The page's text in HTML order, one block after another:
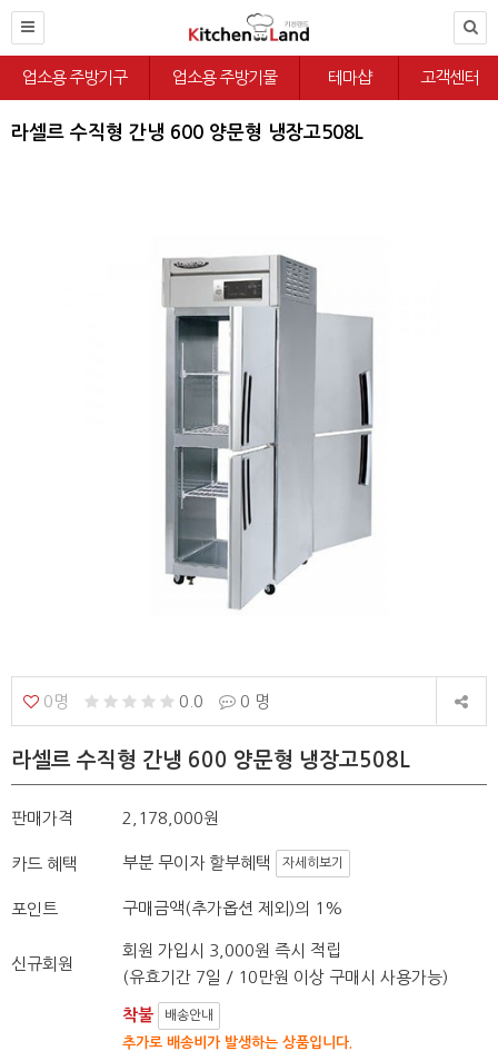
업소용 주방기구 업소용 주방기물 테마샵 고객센터
라셀르 수직형 간냉 600 양문형 냉장고508L
0명 0.0 0 명
라셀르 수직형 간냉 600 양문형 냉장고508L
판매가격 2,178,000원
카드 혜택 부분 무이자 할부혜택 자세히보기
포인트 구매금액(추가옵션 제외)의 1%
신규회원
회원 가입시 3,000원 즉시 적립
(유효기간 7일 / 10만원 이상 구매시 사용가능)
착불 배송안내
추가로 배송비가 발생하는 상품입니다.